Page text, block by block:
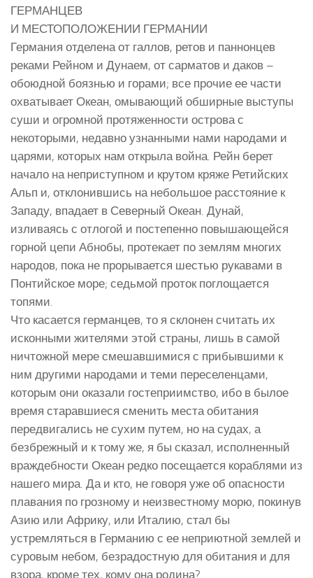
ГЕРМАНЦЕВ
И МЕСТОПОЛОЖЕНИИ ГЕРМАНИИ
Германия отделена от галлов, ретов и паннонцев
реками Рейном и Дунаем, от сарматов и даков –
обоюдной боязнью и горами; все прочие ее части
охватывает Океан, омывающий обширные выступы
суши и огромной протяженности острова с
некоторыми, недавно узнанными нами народами и
царями, которых нам открыла война. Рейн берет
начало на неприступном и крутом кряже Ретийских
Альп и, отклонившись на небольшое расстояние к
Западу, впадает в Северный Океан. Дунай,
изливаясь с отлогой и постепенно повышающейся
горной цепи Абнобы, протекает по землям многих
народов, пока не прорывается шестью рукавами в
Понтийское море; седьмой проток поглощается
топями.
Что касается германцев, то я склонен считать их
исконными жителями этой страны, лишь в самой
ничтожной мере смешавшимися с прибывшими к
ним другими народами и теми переселенцами,
которым они оказали гостеприимство, ибо в былое
время старавшиеся сменить места обитания
передвигались не сухим путем, но на судах, а
безбрежный и к тому же, я бы сказал, исполненный
враждебности Океан редко посещается кораблями из
нашего мира. Да и кто, не говоря уже об опасности
плавания по грозному и неизвестному морю, покинув
Азию или Африку, или Италию, стал бы
устремляться в Германию с ее неприютной землей и
суровым небом, безрадостную для обитания и для
взора, кроме тех, кому она родина?